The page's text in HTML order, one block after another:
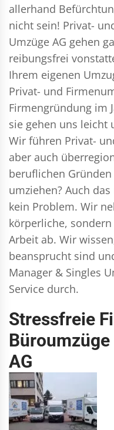
allerhand
nicht sein! Privat-
Umzüge AG gehen
reibungsfrei
Ihrem eigenen
Privat- und
Firmengründung im
sie gehen uns leicht
Wir führen Privat-
aber auch
beruflichen
umziehen? Auch
kein Problem. Wir
körperliche,
Arbeit ab. Wir
beansprucht sind
Manager & Singles
Service durch.
Stressfreie
AG